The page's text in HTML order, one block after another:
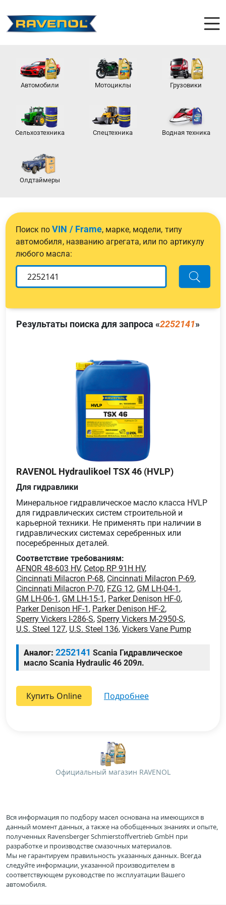
Автомобили Мотоциклы Грузовики
Сельхозтехника Спецтехника Водная техника
Олдтаймеры
Поиск поVIN / Frame, марке, модели, типу
автомобиля, названию агрегата, или по артикулу
любого масла:
Результаты поиска для запроса «2252141»
RAVENOL Hydraulikoel TSX 46 (HVLP)
Для гидравлики
Минеральное гидравлическое масло класса HVLP
для гидравлических систем строительной и
карьерной техники. Не применять при наличии в
гидравлических системах серебренных или
посеребренных деталей.
Соответствие требованиям:
AFNOR 48-603 HV, Cetop RP 91H HV,
Cincinnati Milacron P-68, Cincinnati Milacron P-69,
Cincinnati Milacron P-70, FZG 12, GM LH-04-1 ,
GM LH-06-1 , GM LH-15-1 , Parker Denison HF-0,
Parker Denison HF-1 , Parker Denison HF-2,
Sperry Vickers I-286-S, Sperry Vickers M-2950-S,
U.S. Steel 127, U.S. Steel 136, Vickers Vane Pump
Аналог: 2252141 Scania Гидравлическое
масло Scania Hydraulic 46 209л.
Купить Online подробнее
Официальный магазин RAVENOL
Вся информация по подбору масел основана на имеющихся в
данный момент данных, а также на обобщенных знаниях и опыте,
полученных Ravensberger Schmierstoffvertrieb GmbH при
разработке и производстве смазочных материалов.
Мы не гарантируем правильность указанных данных. Всегда
следуйте информации, указанной производителем в
соответствующем руководстве по эксплуатации Вашего
автомобиля.